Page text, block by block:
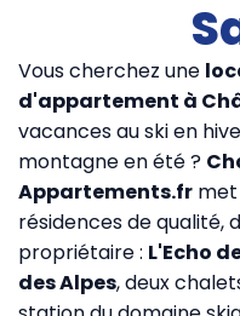
Vous cherchez une
d'appartement à
vacances au ski en
montagne en été ?
Appartements.fr met
résidences de
propriétaire : L'Echo
des Alpes, deux